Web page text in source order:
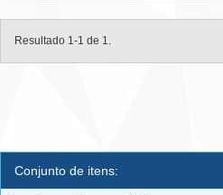
Resultado 1-1 de 1.
Conjunto de itens: